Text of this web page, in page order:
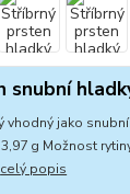
snubní
vhodný jako
g Možnost
celý popis